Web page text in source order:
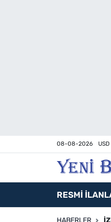
08-08-2026 USD
RESMİ
Asayiş / Polis-
Magazin